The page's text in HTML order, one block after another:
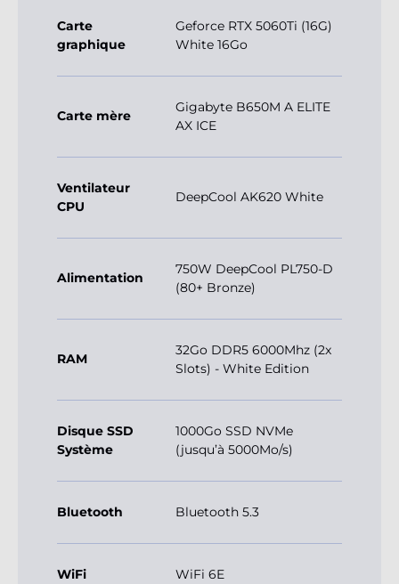
Carte
graphique
Geforce RTX 5060Ti (16G)
White 16Go
Carte mère
Gigabyte B650M A ELITE
AX ICE
Ventilateur
CPU
DeepCool AK620 White
Alimentation
750W DeepCool PL750-D
(80+ Bronze)
RAM
32Go DDR5 6000Mhz (2x
Slots) - White Edition
Disque SSD
Système
1000Go SSD NVMe
(jusqu’à 5000Mo/s)
Bluetooth Bluetooth 5.3
WiFi WiFi 6E